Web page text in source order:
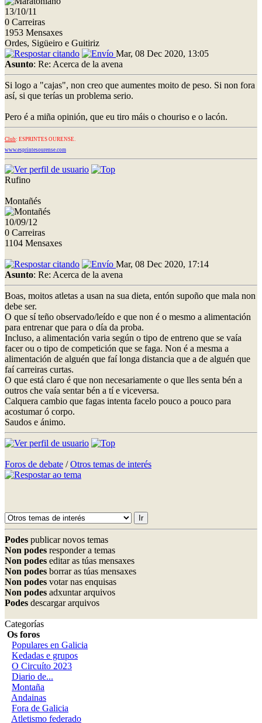
13/10/11
0 Carreiras
1953 Mensaxes
Ordes, Sigüeiro e Guitiriz
Mar, 08 Dec 2020, 13:05
Asunto: Re: Acerca de la avena
Si logo a "cajas", non creo que aumentes moito de peso. Si non fora
así, si que terías un problema serio.
Pero é a miña opinión, que eu tiro máis o chouriso e o lacón.
Club: ESPRINTES OURENSE.
www.esprintesourense.com
Rufino
Montañés
10/09/12
0 Carreiras
1104 Mensaxes
Mar, 08 Dec 2020, 17:14
Asunto: Re: Acerca de la avena
Boas, moitos atletas a usan na sua dieta, entón supoño que mala non
debe ser.
O que sí teño observado/leído e que non é o mesmo a alimentación
para entrenar que para o día da proba.
Incluso, a alimentación varia según o tipo de entreno que se vaía
facer ou o tipo de competición que se faga. Non é a mesma a
alimentación de alguén que faí longa distancia que a de alguén que
faí carreiras curtas.
O que está claro é que non necesariamente o que lles senta bén a
outros che vaía sentar bén a tí e viceversa.
Calquera cambio que fagas intenta facelo pouco a pouco para
acostumar ó corpo.
Saudos e ánimo.
Foros de debate /Otros temas de interés
Podes publicar novos temas
Non podes responder a temas
Non podes editar as túas mensaxes
Non podes borrar as túas mensaxes
Non podes votar nas enquisas
Non podes adxuntar arquivos
Podes descargar arquivos
Categorías
Os foros
Populares en Galicia
Kedadas e grupos
O Circuíto 2023
Diario de...
Montaña
Andainas
Fora de Galicia
Atletismo federado